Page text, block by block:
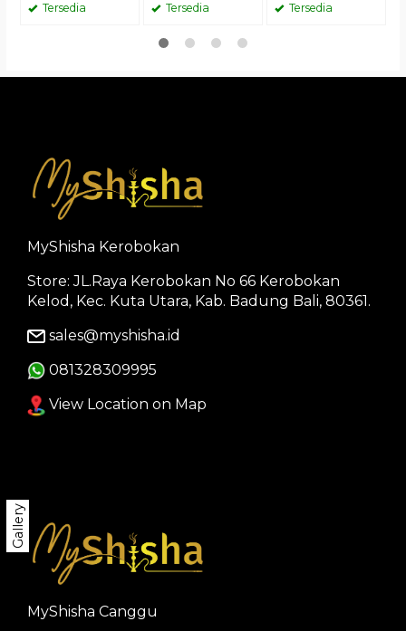
Tersedia Tersedia Tersedia
Gallery
MyShisha Kerobokan
Store: JL.Raya Kerobokan No 66 Kerobokan
Kelod, Kec. Kuta Utara, Kab. Badung Bali, 80361.
sales@myshisha.id
081328309995
View Location on Map
MyShisha Canggu